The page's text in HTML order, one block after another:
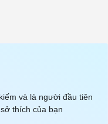
và là người đầu tiên
thích của bạn